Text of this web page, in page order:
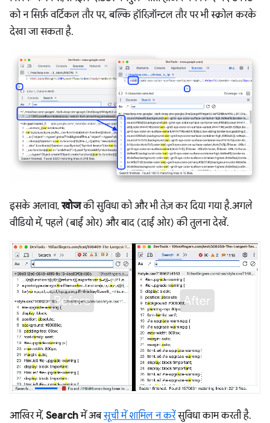
को न सिर्फ़ वर्टिकल तौर पर, बल्कि हॉरिज़ॉन्टल तौर पर भी स्क्रोल करके
देखा जा सकता है.
इसके अलावा, खोजकी सुविधा को और भी तेज़ कर दिया गया है. अगले
वीडियो में, पहले (बाईं ओर) और बाद (दाईं ओर) की तुलना देखें.
आखिर में, Searchमें अबसूची में शामिल न करेंसुविधा काम करती है.